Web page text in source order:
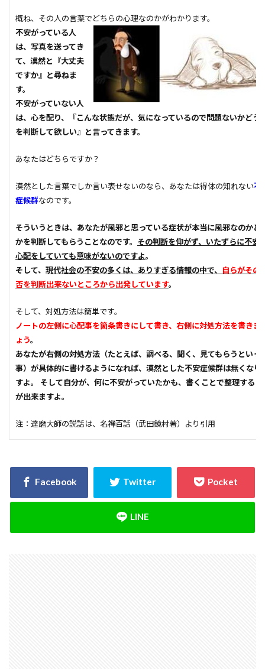
概ね、その人の言葉でどちらの心理なのかがわかります。
不安がっている人
は、写真を送ってき
て、漠然と『大丈夫
ですか』と尋ねま
す。
不安がっていない人
は、心を配り、『こんな状態だが、気になっているので問題ないかどう
を判断して欲しい』と言ってきます。
あなたはどちらですか？
漠然とした言葉でしか言い表せないのなら、あなたは得体の知れない不
症候群なのです。
そういうときは、あなたが風邪と思っている症状が本当に風邪なのかど
かを判断してもらうことなのです。 その判断を仰がず、いたずらに不安
心配をしていても意味がないのですよ。
そして、 現代社会の不安の多くは、ありすぎる情報の中で、
自らがその
否を判断出来ないところから出発しています。
そして、対処方法は簡単です。
ノートの左側に心配事を箇条書きにして書き、右側に対処方法を書きま
ょう。
あなたが右側の対処方法（たとえば、調べる、聞く、見てもらうといっ
事）が具体的に書けるようになれば、漠然とした不安症候群は無くなり
すよ。 そして自分が、何に不安がっていたかも、書くことで整理するこ
が出来ますよ。
注：達磨大師の説話は、名禅百話（武田鏡村著）より引用
品質
高齢化
検索